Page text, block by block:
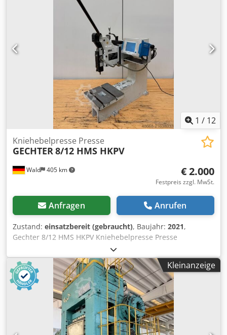
1 / 12
Wald 405 km
Kniehebelpresse Presse
GECHTER 8/12 HMS HKPV
€ 2.000
Festpreis zzgl. MwSt.
Anfragen Anrufen
Zustand: einsatzbereit (gebraucht), Baujahr: 2021,
Gechter 8/12 HMS HKPV Kniehebelpresse Presse
PressController Kistler 5867 Baujahr: 2021 Presskraft: 10
kN Abmessungen: 570mm x 350mm x 600mm ( B x T x H )
Abmessungen Tisch: 200mm x 200mm Ausladung: 310mm
Hub: 450mm Gewicht: ca. 78 Kg Sie können gerne zu einer
Besichtigung vorbeikommen. Gerne können wir für Sie
eine Kostengünstige Spedition organisieren! Sie erhalten
eine ordentliche Rechnung. Dcodpfsyyng Sex Ab Uok Für
Ausländische Kunden kann auch eine Nettorechnung
erstellt werden. Vorraussetzung ist eine gültige
Kleinanzeige